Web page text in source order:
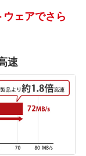
ェアでさら
速